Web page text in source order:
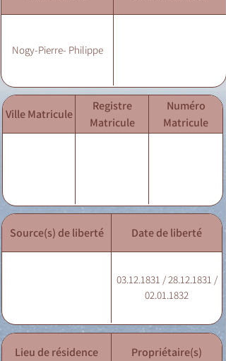
Nogy-Pierre- Philippe
Ville Matricule
Registre
Matricule
Numéro
Matricule
Source(s) de liberté Date de liberté
03.12.1831 / 28.12.1831 /
02.01.1832
Lieu de résidence Propriétaire(s)